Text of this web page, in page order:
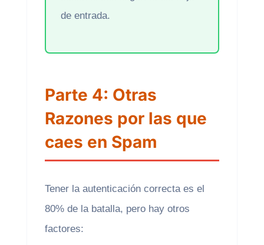
de entrada.
Parte 4: Otras
Razones por las que
caes en Spam
Tener la autenticación correcta es el
80% de la batalla, pero hay otros
factores: